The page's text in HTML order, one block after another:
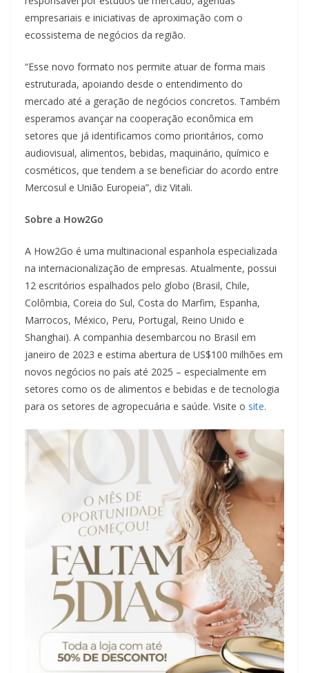
empresariais e iniciativas de aproximação com o
ecossistema de negócios da região.
“Esse novo formato nos permite atuar de forma mais
estruturada, apoiando desde o entendimento do
mercado até a geração de negócios concretos. Também
esperamos avançar na cooperação econômica em
setores que já identificamos como prioritários, como
audiovisual, alimentos, bebidas, maquinário, químico e
cosméticos, que tendem a se beneficiar do acordo entre
Mercosul e União Europeia”, diz Vitali.
Sobre a How2Go
A How2Go é uma multinacional espanhola especializada
na internacionalização de empresas. Atualmente, possui
12 escritórios espalhados pelo globo (Brasil, Chile,
Colômbia, Coreia do Sul, Costa do Marfim, Espanha,
Marrocos, México, Peru, Portugal, Reino Unido e
Shanghai). A companhia desembarcou no Brasil em
janeiro de 2023 e estima abertura de US$100 milhões em
novos negócios no país até 2025 – especialmente em
setores como os de alimentos e bebidas e de tecnologia
para os setores de agropecuária e saúde. Visite o site.